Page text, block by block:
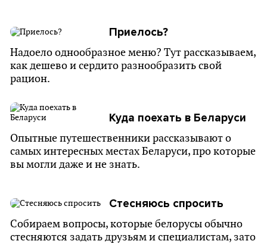
Приелось?
Надоело однообразное меню? Тут рассказываем,
как дешево и сердито разнообразить свой
рацион.
Куда поехать в Беларуси
Опытные путешественники рассказывают о
самых интересных местах Беларуси, про которые
вы могли даже и не знать.
Стесняюсь спросить
Собираем вопросы, которые белорусы обычно
стесняются задать друзьям и специалистам, зато